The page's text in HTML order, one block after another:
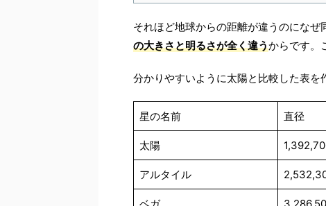
それほど地球からの距離が違うのにな
の大きさと明るさが全く違うからです。
分かりやすいように太陽と比較した表を
星の名前 直径
太陽
アルタイル
ベガ